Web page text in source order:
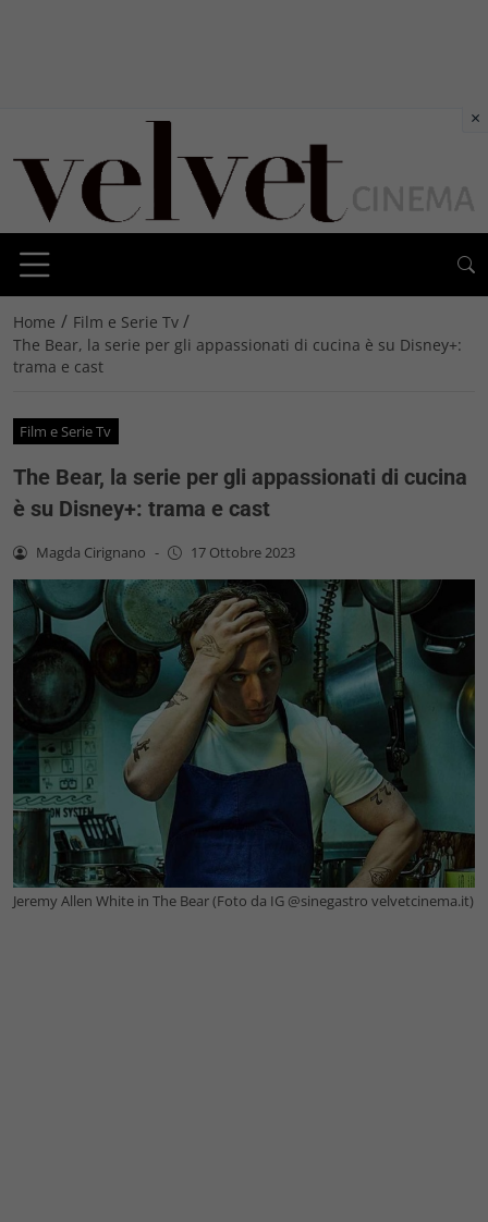
Home / Film e Serie Tv /
The Bear, la serie per gli appassionati di cucina è su Disney+:
trama e cast
Film e Serie Tv
The Bear, la serie per gli appassionati di cucina
è su Disney+: trama e cast
Magda Cirignano - 17 Ottobre 2023
Jeremy Allen White in The Bear (Foto da IG @sinegastro velvetcinema.it)
×